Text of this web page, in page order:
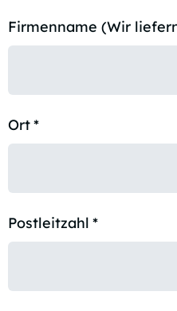
Firmenname (Wir
Ort*
Postleitzahl *